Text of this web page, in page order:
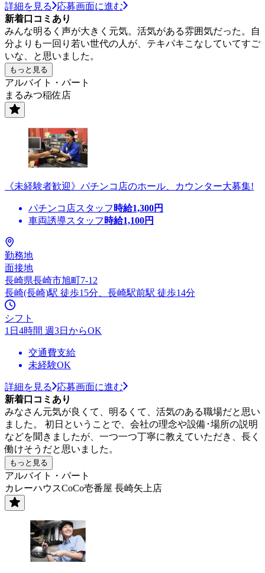
詳細を見る
応募画面に進む
新着口コミあり
みんな明るく声が大きく元気。活気がある雰囲気だった。自
分よりも一回り若い世代の人が、テキパキこなしていてすご
いな、と思いました。
もっと見る
アルバイト・パート
まるみつ稲佐店
《未経験者歓迎》パチンコ店のホール、カウンター大募集!
パチンコ店スタッフ 時給1,300円
車両誘導スタッフ 時給1,100円
勤務地
面接地
長崎県長崎市旭町7-12
長崎(長崎)駅 徒歩15分、長崎駅前駅 徒歩14分
シフト
1日4時間 週3日からOK
交通費支給
未経験OK
詳細を見る
応募画面に進む
新着口コミあり
みなさん元気が良くて、明るくて、活気のある職場だと思い
ました。 初日ということで、会社の理念や設備･場所の説明
などを聞きましたが、一つ一つ丁寧に教えていただき、長く
働けそうだと思いました。
もっと見る
アルバイト・パート
カレーハウスCoCo壱番屋 長崎矢上店